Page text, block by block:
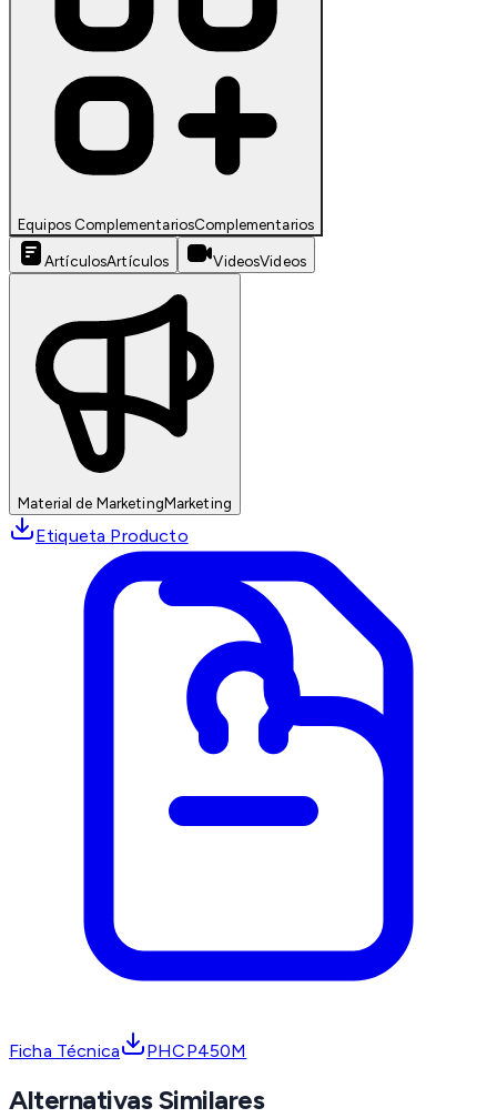
Equipos ComplementariosComplementarios
ArtículosArtículos VideosVideos
Material de MarketingMarketing
Etiqueta Producto
Ficha Técnica PHCP450M
Alternativas Similares